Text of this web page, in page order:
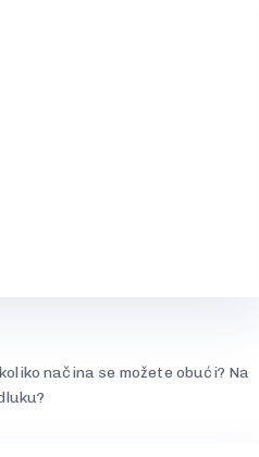
načina se možete obući? Na